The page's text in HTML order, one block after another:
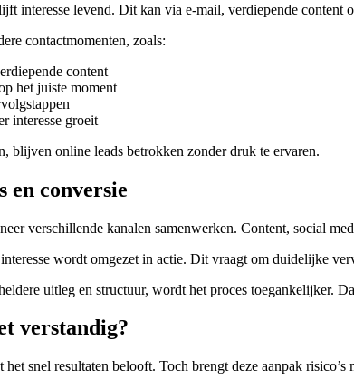
interesse levend. Dit kan via e-mail, verdiepende
contactmomenten, zoals:
content
het juiste moment
interesse groeit
blijven online leads betrokken zonder druk te ervaren.
en conversie
verschillende kanalen samenwerken. Content, social
wordt omgezet in actie. Dit vraagt om duidelijke
uitleg en structuur, wordt het proces toegankelijker.
verstandig?
snel resultaten belooft. Toch brengt deze aanpak